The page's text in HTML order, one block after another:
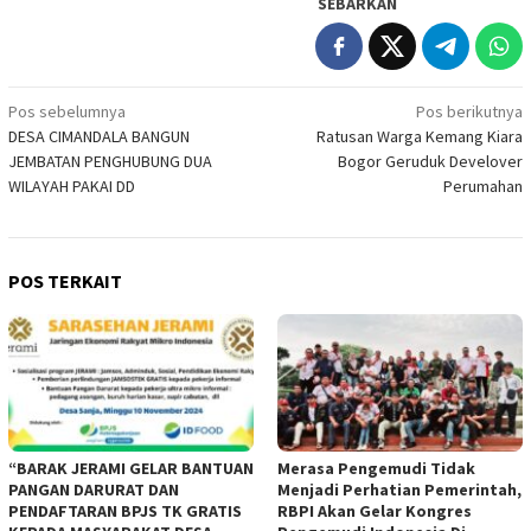
Navigasi
pos
Pos sebelumnya
DESA CIMANDALA BANGUN
JEMBATAN PENGHUBUNG DUA
WILAYAH PAKAI DD
Pos berikutnya
Ratusan Warga Kemang Kiara
Bogor Geruduk Develover
Perumahan
POS TERKAIT
“BARAK JERAMI GELAR BANTUAN
PANGAN DARURAT DAN
PENDAFTARAN BPJS TK GRATIS
Merasa Pengemudi Tidak
Menjadi Perhatian Pemerintah,
RBPI Akan Gelar Kongres